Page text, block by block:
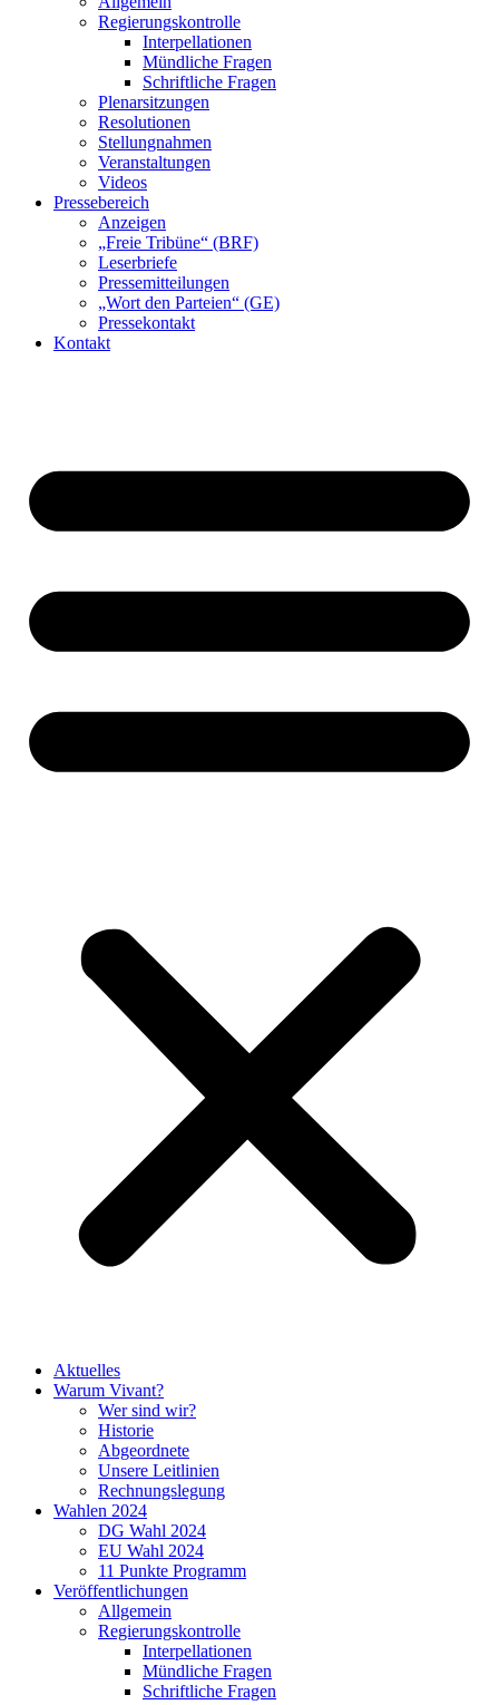
Regierungskontrolle
Interpellationen
Mündliche Fragen
Schriftliche Fragen
Plenarsitzungen
Resolutionen
Stellungnahmen
Veranstaltungen
Videos
Pressebereich
Anzeigen
„Freie Tribüne“ (BRF)
Leserbriefe
Pressemitteilungen
„Wort den Parteien“ (GE)
Pressekontakt
Kontakt
Aktuelles
Warum Vivant?
Wer sind wir?
Historie
Abgeordnete
Unsere Leitlinien
Rechnungslegung
Wahlen 2024
DG Wahl 2024
EU Wahl 2024
11 Punkte Programm
Veröffentlichungen
Allgemein
Regierungskontrolle
Interpellationen
Mündliche Fragen
Schriftliche Fragen